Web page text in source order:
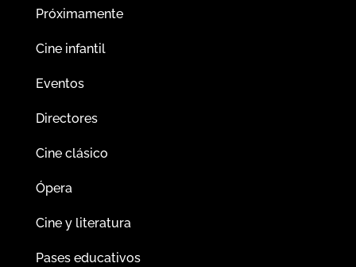
Próximamente
Cine infantil
Eventos
Directores
Cine clásico
Ópera
Cine y literatura
Pases educativos